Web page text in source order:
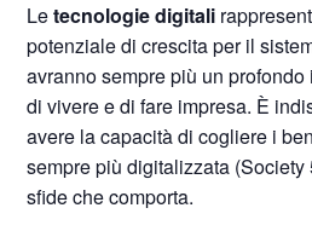
Letecnologie digitali
potenziale di crescita per il
avranno sempre più un
di vivere e di fare impresa. È
avere la capacità di cogliere i
sempre più digitalizzata (Society
sfide che comporta.